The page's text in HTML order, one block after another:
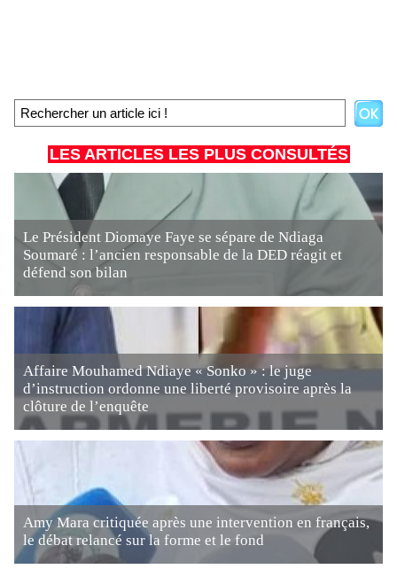
LES ARTICLES LES PLUS CONSULTÉS
Le Président Diomaye Faye se sépare de Ndiaga
Soumaré : l’ancien responsable de la DED réagit et
défend son bilan
Affaire Mouhamed Ndiaye « Sonko » : le juge
d’instruction ordonne une liberté provisoire après la
clôture de l’enquête
Amy Mara critiquée après une intervention en français,
le débat relancé sur la forme et le fond